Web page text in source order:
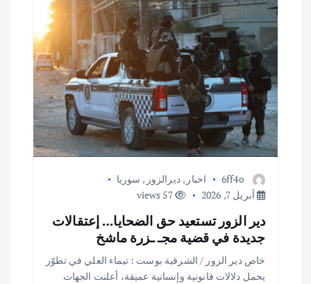
6ff4o اخبار ,ديرالزور , سوريا
أبريل 7, 2026
57 views
دير الزور تستعيد حق الضحايا… إعتقالات
جديدة في قضية مجـ ـزرة ماشخ
خاص دير الزور / الشرقية بوست : تيماء العلي في تطوّر
يحمل دلالات قانونية وإنسانية عميقة، أعلنت الجهات